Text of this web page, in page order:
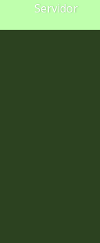
para
Servidor